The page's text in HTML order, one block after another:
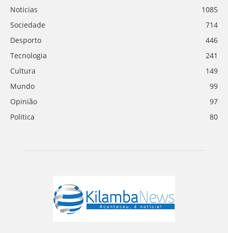
Noticias
1085
Sociedade
714
Desporto
446
Tecnologia
241
Cultura
149
Mundo
99
Opinião
97
Politica
80